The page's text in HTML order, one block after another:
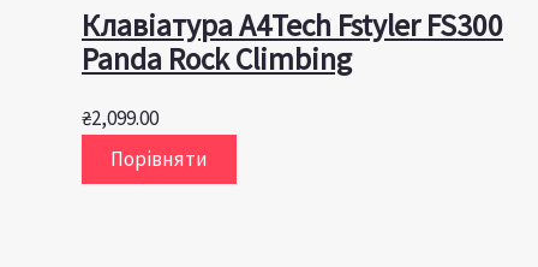
Клавіатура A4Tech Fstyler FS300
Panda Rock Climbing
₴2,099.00
Порівняти